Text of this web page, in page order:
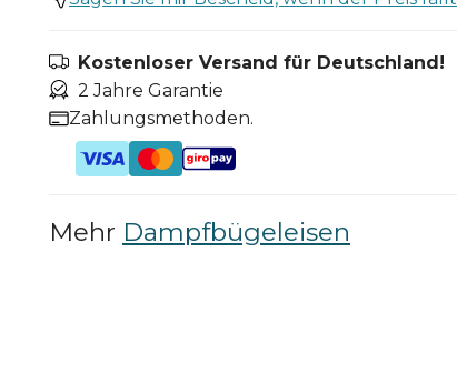
Kostenloser Versand für Deutschland!
2 Jahre Garantie
Zahlungsmethoden.
Mehr Dampfbügeleisen